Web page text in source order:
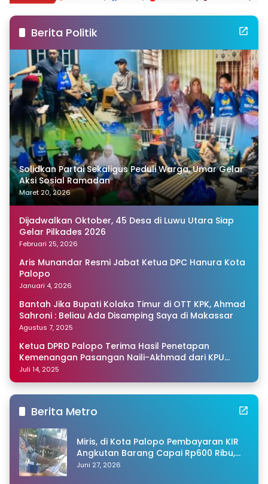
Berita Politik
Solidkan Partai Sekaligus Peduli Warga, Umar Gelar
Aksi Sosial Ramadan
Maret 20, 2026
Dijadwalkan Oktober, 45 Desa di Luwu Utara Siap
Gelar Pilkades 2026
Februari 25, 2026
Aris Munandar Resmi Jabat Ketua DPC Hanura Kota
Palopo
Januari 4, 2026
Bantah Jika Bupati Kolaka Timur di OTT KPK, Ahmad
Sahroni : Beliau Ada Disamping Saya di Makassar
Agustus 7, 2025
Ketua DPRD Palopo Terima Hasil Penetapan
Kemenangan Pasangan Naili-Akhmad dari KPU
Sulsel
Juli 14, 2025
Berita Metro
Miris, di Kota Palopo Pembayaran KIR
Angkutan Barang Capai Rp600 Ribu,
Warganet Pertanyakan Dugaan Pungli
Juni 27, 2026